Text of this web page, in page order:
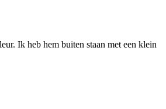
Ik heb hem buiten staan met een klein